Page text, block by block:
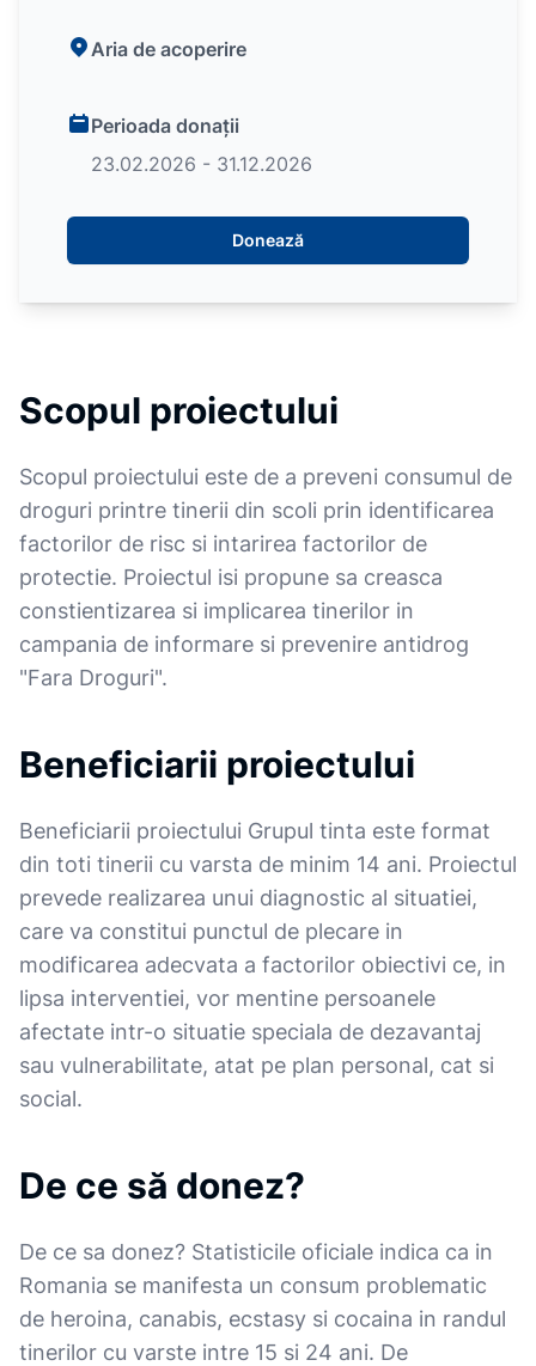
Aria de acoperire
Perioada donații
23.02.2026 - 31.12.2026
Donează
Scopul proiectului
Scopul proiectului este de a preveni consumul de
droguri printre tinerii din scoli prin identificarea
factorilor de risc si intarirea factorilor de
protectie. Proiectul isi propune sa creasca
constientizarea si implicarea tinerilor in
campania de informare si prevenire antidrog
"Fara Droguri".
Beneficiarii proiectului
Beneficiarii proiectului Grupul tinta este format
din toti tinerii cu varsta de minim 14 ani. Proiectul
prevede realizarea unui diagnostic al situatiei,
care va constitui punctul de plecare in
modificarea adecvata a factorilor obiectivi ce, in
lipsa interventiei, vor mentine persoanele
afectate intr-o situatie speciala de dezavantaj
sau vulnerabilitate, atat pe plan personal, cat si
social.
De ce să donez?
De ce sa donez? Statisticile oficiale indica ca in
Romania se manifesta un consum problematic
de heroina, canabis, ecstasy si cocaina in randul
tinerilor cu varste intre 15 si 24 ani. De